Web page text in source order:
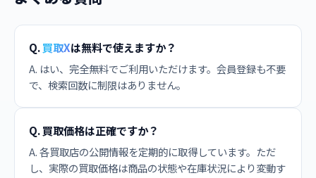
Q.買取Xは無料で使えますか？
A. はい、完全無料でご利用いただけます。会員登録も不要
で、検索回数に制限はありません。
Q. 買取価格は正確ですか？
A. 各買取店の公開情報を定期的に取得しています。ただ
し、実際の買取価格は商品の状態や在庫状況により変動す